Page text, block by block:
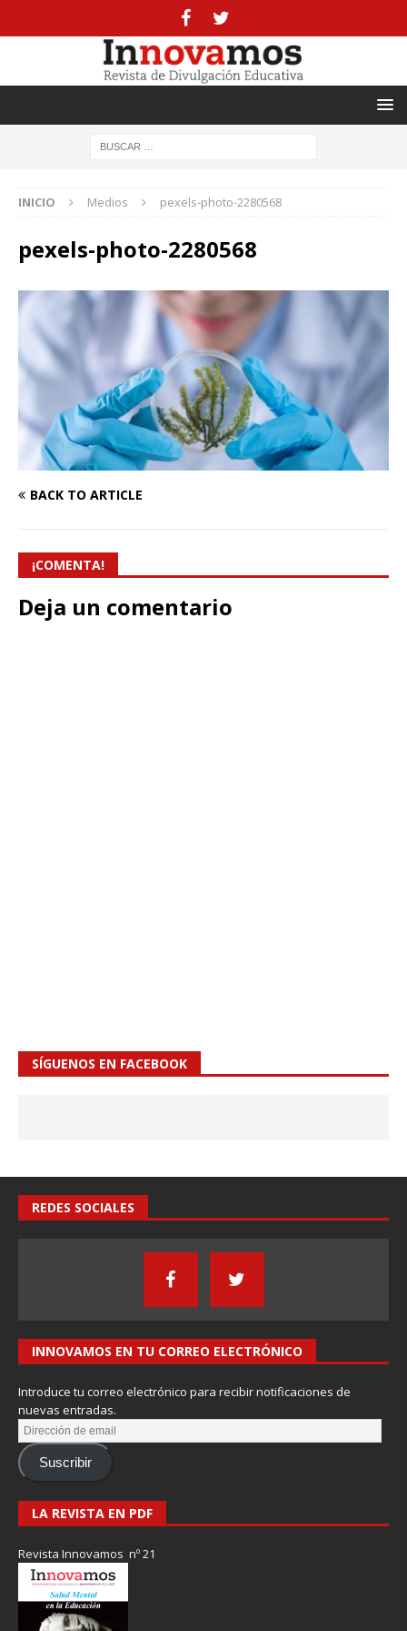
INICIO Medios pexels-photo-2280568
pexels-photo-2280568
BACK TO ARTICLE
¡COMENTA!
Deja un comentario
SÍGUENOS EN FACEBOOK
REDES SOCIALES
INNOVAMOS EN TU CORREO ELECTRÓNICO
Introduce tu correo electrónico para recibir notificaciones de
nuevas entradas.
Suscribir
LA REVISTA EN PDF
Revista Innovamos nº 21